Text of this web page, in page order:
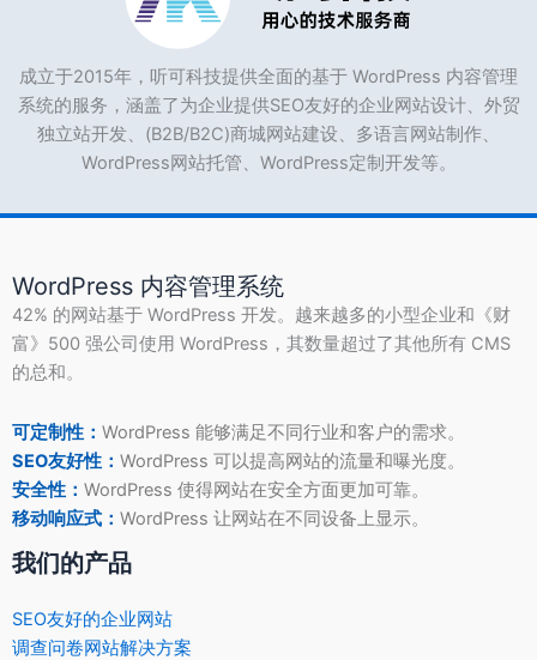
成立于2015年，听可科技提供全面的基于 WordPress 内容管理
系统的服务，涵盖了为企业提供SEO友好的企业网站设计、外贸
独立站开发、(B2B/B2C)商城网站建设、多语言网站制作、
WordPress网站托管、WordPress定制开发等。
WordPress 内容管理系统
42% 的网站基于 WordPress 开发。越来越多的小型企业和《财
富》500 强公司使用 WordPress，其数量超过了其他所有 CMS
的总和。
可定制性： WordPress 能够满足不同行业和客户的需求。
SEO友好性： WordPress 可以提高网站的流量和曝光度。
安全性： WordPress 使得网站在安全方面更加可靠。
移动响应式： WordPress 让网站在不同设备上显示。
我们的产品
SEO友好的企业网站
调查问卷网站解决方案